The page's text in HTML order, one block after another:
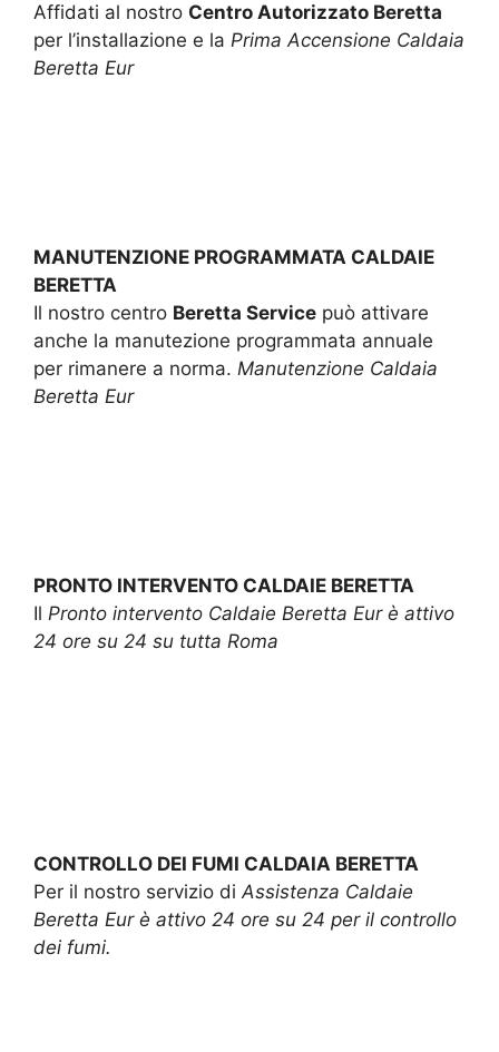
Affidati al nostro Centro Autorizzato Beretta
per l’installazione e la Prima Accensione Caldaia
Beretta Eur
MANUTENZIONE PROGRAMMATA CALDAIE
BERETTA
Il nostro centro Beretta Service può attivare
anche la manutezione programmata annuale
per rimanere a norma. Manutenzione Caldaia
Beretta Eur
PRONTO INTERVENTO CALDAIE BERETTA
Il Pronto intervento Caldaie Beretta Eur è attivo
24 ore su 24 su tutta Roma
CONTROLLO DEI FUMI CALDAIA BERETTA
Per il nostro servizio diAssistenza Caldaie
Beretta Eur è attivo 24 ore su 24 per il controllo
dei fumi.